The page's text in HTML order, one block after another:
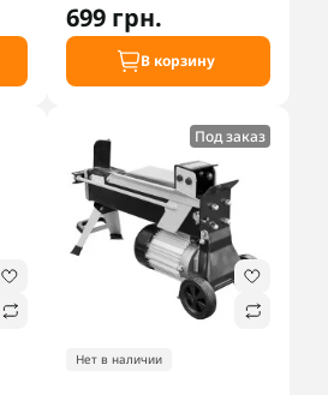
699 грн.
В корзину
Под заказ
Нет в наличии